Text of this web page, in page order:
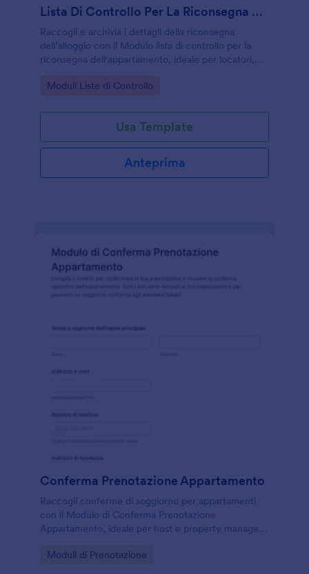
Lista Di Controllo Per La Riconsegna Dell'appartamento
Raccogli e archivia i dettagli della riconsegna
dell’alloggio con il Modulo lista di controllo per la
riconsegna dell'appartamento, ideale per locatori,
raccolta dati ordinata con Jotform.
Go to Category:
Moduli Liste di Controllo
Usa Template
Anteprima
Conferma Prenotazione Appartamento
Raccogli conferme di soggiorno per appartamenti
con il Modulo di Conferma Prenotazione
Appartamento, ideale per host e property manager
preparare l’accoglienza con Jotform.
Go to Category:
Moduli di Prenotazione